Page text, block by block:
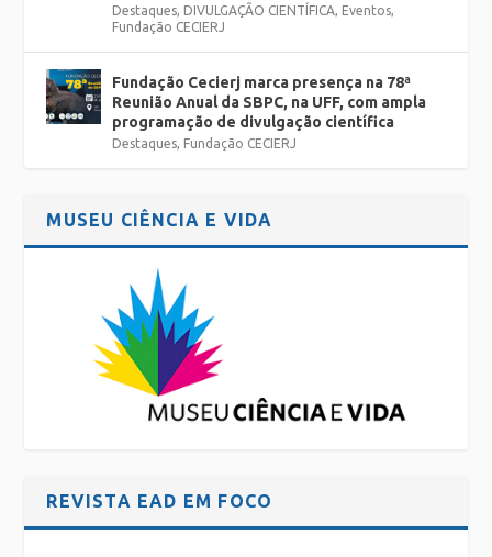
Destaques, DIVULGAÇÃO CIENTÍFICA, Eventos,
Fundação CECIERJ
Fundação Cecierj marca presença na 78ª
Reunião Anual da SBPC, na UFF, com ampla
programação de divulgação científica
Destaques, Fundação CECIERJ
MUSEU CIÊNCIA E VIDA
REVISTA EAD EM FOCO